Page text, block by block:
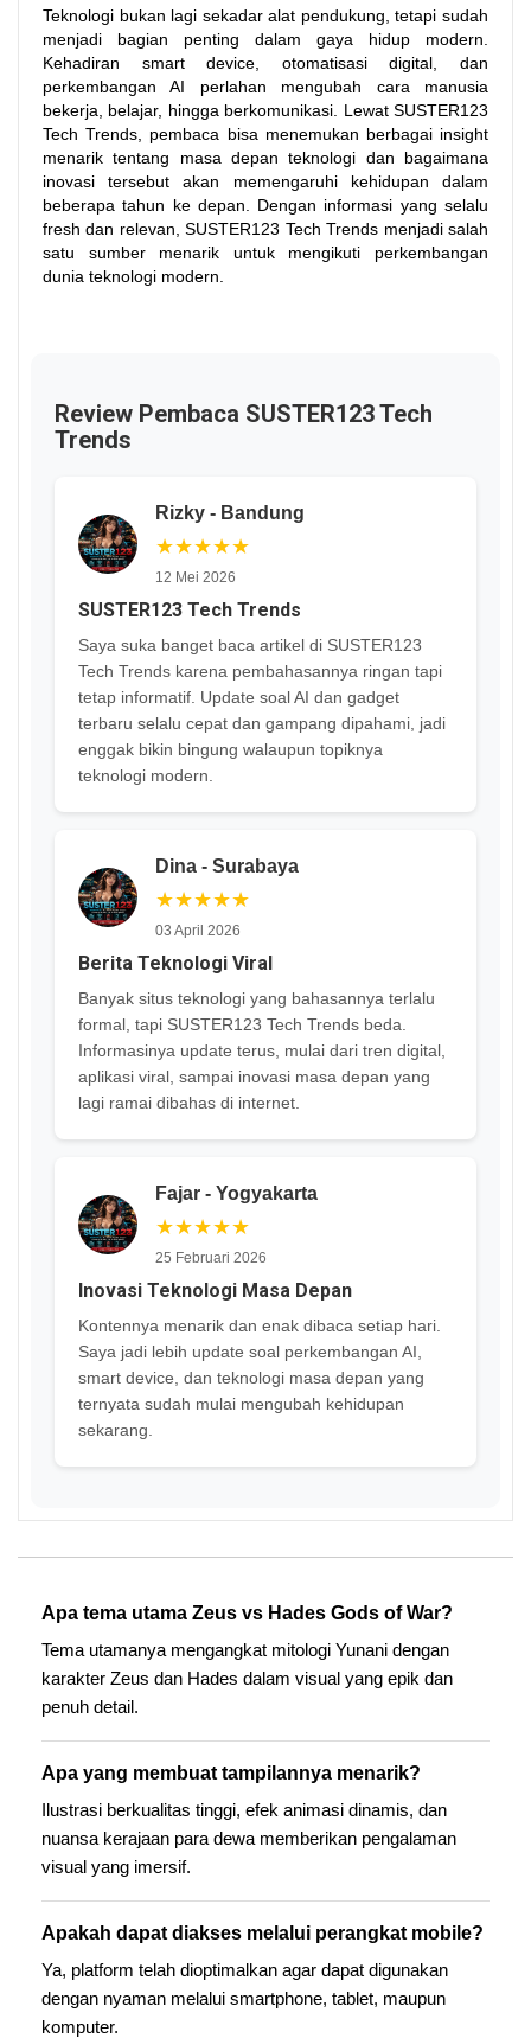
Teknologi bukan lagi sekadar alat pendukung, tetapi sudah
menjadi bagian penting dalam gaya hidup modern.
Kehadiran smart device, otomatisasi digital, dan
perkembangan AI perlahan mengubah cara manusia
bekerja, belajar, hingga berkomunikasi. Lewat SUSTER123
Tech Trends, pembaca bisa menemukan berbagai insight
menarik tentang masa depan teknologi dan bagaimana
inovasi tersebut akan memengaruhi kehidupan dalam
beberapa tahun ke depan. Dengan informasi yang selalu
fresh dan relevan, SUSTER123 Tech Trends menjadi salah
satu sumber menarik untuk mengikuti perkembangan
dunia teknologi modern.
Review Pembaca SUSTER123 Tech
Trends
Rizky - Bandung
★★★★★
12 Mei 2026
SUSTER123 Tech Trends
Saya suka banget baca artikel di SUSTER123
Tech Trends karena pembahasannya ringan tapi
tetap informatif. Update soal AI dan gadget
terbaru selalu cepat dan gampang dipahami, jadi
enggak bikin bingung walaupun topiknya
teknologi modern.
Dina - Surabaya
★★★★★
03 April 2026
Berita Teknologi Viral
Banyak situs teknologi yang bahasannya terlalu
formal, tapi SUSTER123 Tech Trends beda.
Informasinya update terus, mulai dari tren digital,
aplikasi viral, sampai inovasi masa depan yang
lagi ramai dibahas di internet.
Fajar - Yogyakarta
★★★★★
25 Februari 2026
Inovasi Teknologi Masa Depan
Kontennya menarik dan enak dibaca setiap hari.
Saya jadi lebih update soal perkembangan AI,
smart device, dan teknologi masa depan yang
ternyata sudah mulai mengubah kehidupan
sekarang.
Apa tema utama Zeus vs Hades Gods of War?
Tema utamanya mengangkat mitologi Yunani dengan
karakter Zeus dan Hades dalam visual yang epik dan
penuh detail.
Apa yang membuat tampilannya menarik?
Ilustrasi berkualitas tinggi, efek animasi dinamis, dan
nuansa kerajaan para dewa memberikan pengalaman
visual yang imersif.
Apakah dapat diakses melalui perangkat mobile?
Ya, platform telah dioptimalkan agar dapat digunakan
dengan nyaman melalui smartphone, tablet, maupun
komputer.